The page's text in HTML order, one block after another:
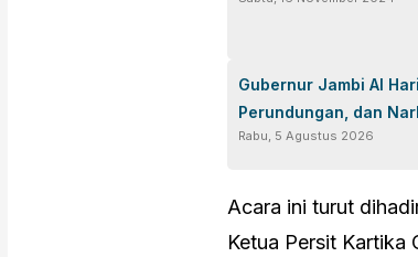
Gubernur Jambi Al
Perundungan, dan
Rabu, 5 Agustus 2026
Acara ini turut
Ketua Persit Kartika